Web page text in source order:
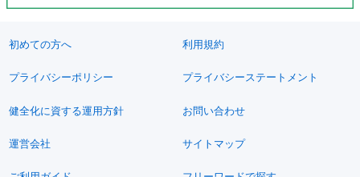
初めての方へ 利用規約
プライバシーポリシー プライバシーステートメント
健全化に資する運用方針 お問い合わせ
運営会社 サイトマップ